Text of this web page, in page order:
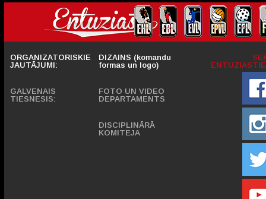
ORGANIZATORISKIE
JAUTĀJUMI:
GALVENAIS
TIESNESIS:
DIZAINS (komandu
formas un logo)
FOTO UN VIDEO
DEPARTAMENTS
DISCIPLINĀRĀ
KOMITEJA